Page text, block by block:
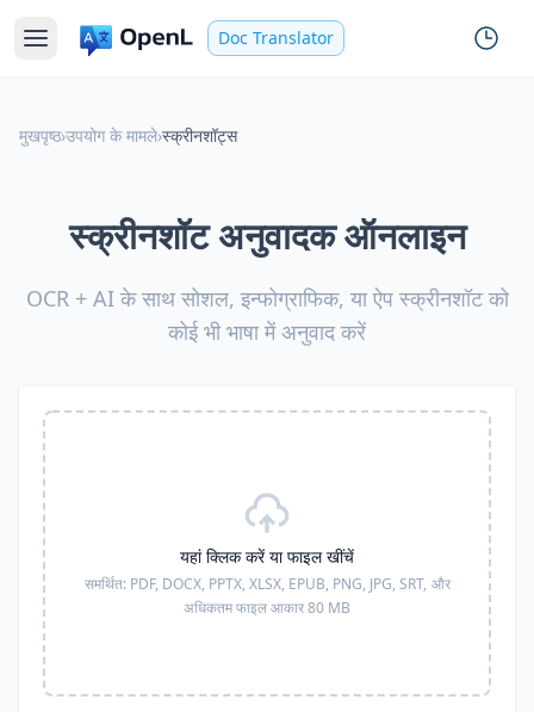
Doc Translator
मुखपृष्ठ›उपयोग के मामले›स्क्रीनशॉट्स
स्क्रीनशॉट अनुवादक ऑनलाइन
OCR + AI के साथ सोशल, इन्फोग्राफिक, या ऐप स्क्रीनशॉट को
कोई भी भाषा में अनुवाद करें
यहां क्लिक करें या फाइल खींचें
समर्थित: PDF, DOCX, PPTX, XLSX, EPUB, PNG, JPG, SRT, और
अधिकतम फाइल आकार 80 MB